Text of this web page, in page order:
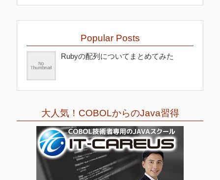
Popular Posts
Rubyの配列についてまとめてみた
大人気！COBOLからのJava習得